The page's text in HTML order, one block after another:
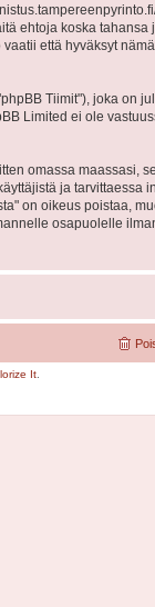
ehtoja koska tahansa
että hyväksyt
Tiimit"), joka on
Limited ei ole
omassa maassasi,
ja tarvittaessa
on oikeus poistaa,
osapuolelle
It